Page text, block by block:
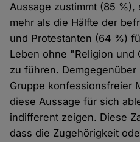
Aussage zustimmt (85
mehr als die Hälfte der
und Protestanten (64 %)
Leben ohne "Religion und
zu führen.
Gruppe konfessionsfreier
diese Aussage für sich
indifferent zeigen. Diese
dass die Zugehörigkeit